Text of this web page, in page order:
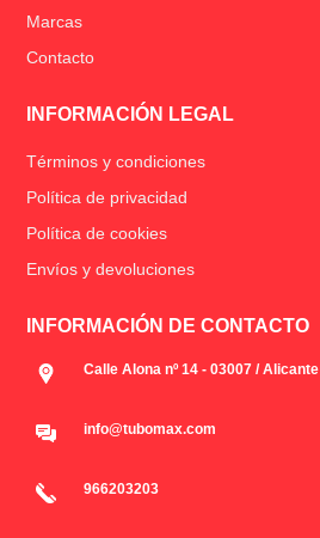
Marcas
Contacto
INFORMACIÓN LEGAL
Términos y condiciones
Política de privacidad
Política de cookies
Envíos y devoluciones
INFORMACIÓN DE CONTACTO
Calle Alona nº 14 - 03007 / Alicante
info@tubomax.com
966203203